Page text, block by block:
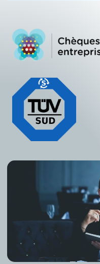
Isabel
group
Adoptez
l'avenir de la
finance avec